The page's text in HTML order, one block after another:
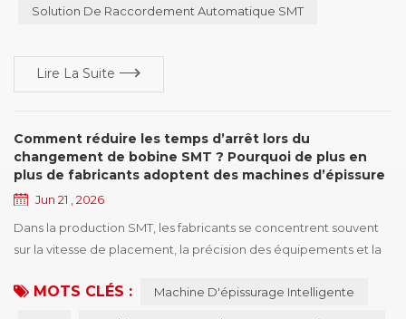
de placement. Cependant, il existe un autre facte...
Solution De Raccordement Automatique SMT
Lire La Suite
Comment réduire les temps d’arrêt lors du
changement de bobine SMT ? Pourquoi de plus en
plus de fabricants adoptent des machines d’épissure
automatique
Jun 21 , 2026
Dans la production SMT, les fabricants se concentrent souvent
sur la vitesse de placement, la précision des équipements et la
les changements de bobines peuvent également avoir un
MOTS CLÉS : Machine D'épissurage Intelligente